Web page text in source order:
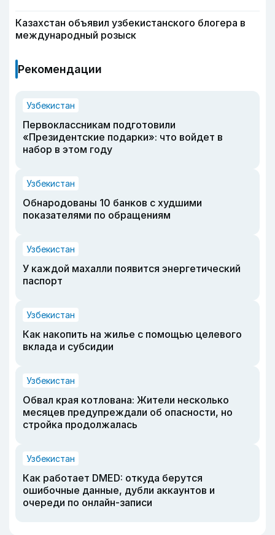
Казахстан объявил узбекистанского блогера в
международный розыск
Рекомендации
Узбекистан
Первоклассникам подготовили
«Президентские подарки»: что войдет в
набор в этом году
Узбекистан
Обнародованы 10 банков с худшими
показателями по обращениям
Узбекистан
У каждой махалли появится энергетический
паспорт
Узбекистан
Как накопить на жилье с помощью целевого
вклада и субсидии
Узбекистан
Обвал края котлована: Жители несколько
месяцев предупреждали об опасности, но
стройка продолжалась
Узбекистан
Как работает DMED: откуда берутся
ошибочные данные, дубли аккаунтов и
очереди по онлайн-записи